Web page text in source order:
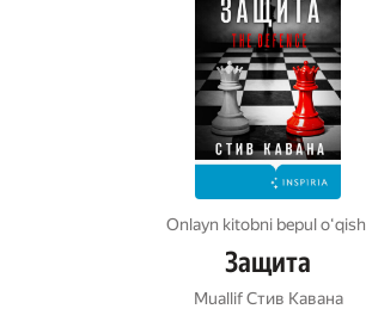
Onlayn kitobni bepul oʻqish
Защита
Muallif Стив Кавана